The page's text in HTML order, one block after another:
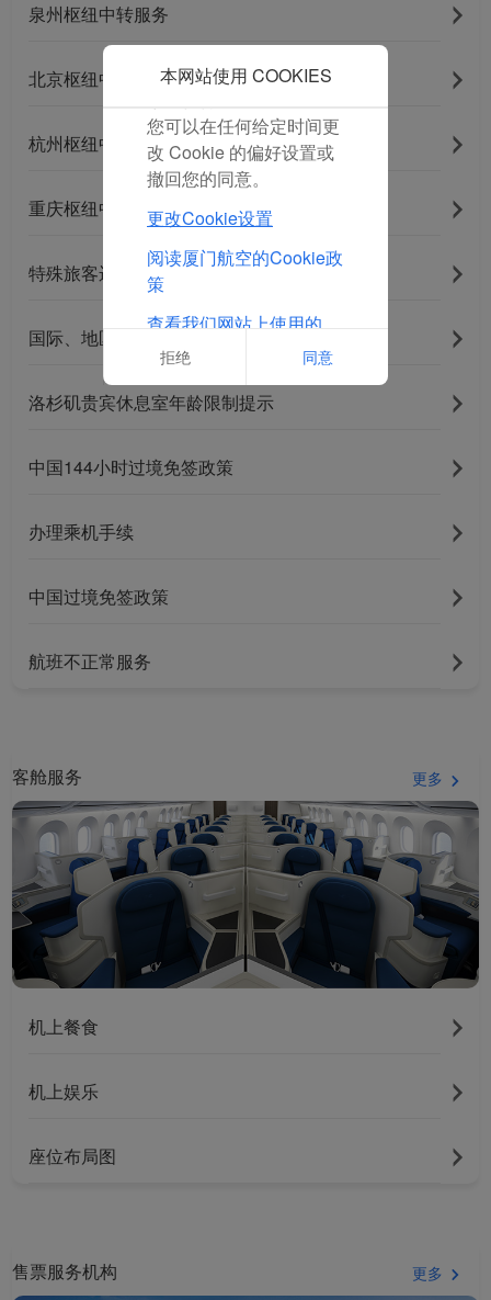
泉州枢纽中转服务
北京枢纽中转服务
杭州枢纽中转服务
重庆枢纽中转服务
特殊旅客运输
国际、地区航班联程中转服务产品
洛杉矶贵宾休息室年龄限制提示
中国144小时过境免签政策
办理乘机手续
中国过境免签政策
航班不正常服务
客舱服务 更多
机上餐食
机上娱乐
座位布局图
售票服务机构 更多
本网站使用 COOKIES
点击“接受”即表示您同意
放置所有的营销Cookie。
点击“拒绝”，我们将不会
您可以在任何给定时间更
改 Cookie 的偏好设置或
撤回您的同意。
更改Cookie设置
阅读厦门航空的Cookie政
策
查看我们网站上使用的
Cookie的完整列表
拒绝 同意